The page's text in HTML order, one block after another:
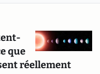
que
réellement